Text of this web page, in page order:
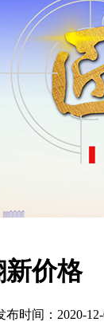
价格
布时间：2020-